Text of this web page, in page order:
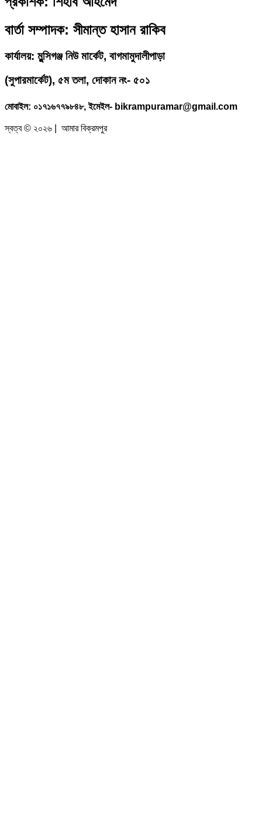
বার্তা সম্পাদক: সীমান্ত হাসান রাকিব
কার্যালয়: মুন্সিগঞ্জ নিউ মার্কেট, বাগমামুদালীপাড়া
(সুপারমার্কেট), ৫ম তলা, দোকান নং- ৫০১
মোবাইল: ০১৭১৬৭৭৯৮৪৮, ইমেইল- bikrampuramar@gmail.com
স্বত্ব © ২০২৬ | আমার বিক্রমপুর